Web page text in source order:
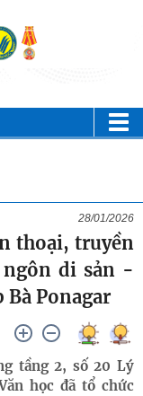
28/01/2026
thoại, truyền
di sản -
Ponagar
tầng 2, số 20 Lý
học đã tổ chức